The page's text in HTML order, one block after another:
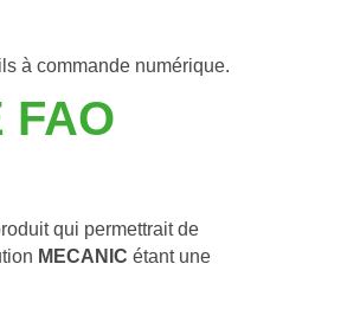
à commande numérique.
FAO
qui permettrait de
MECANIC étant une